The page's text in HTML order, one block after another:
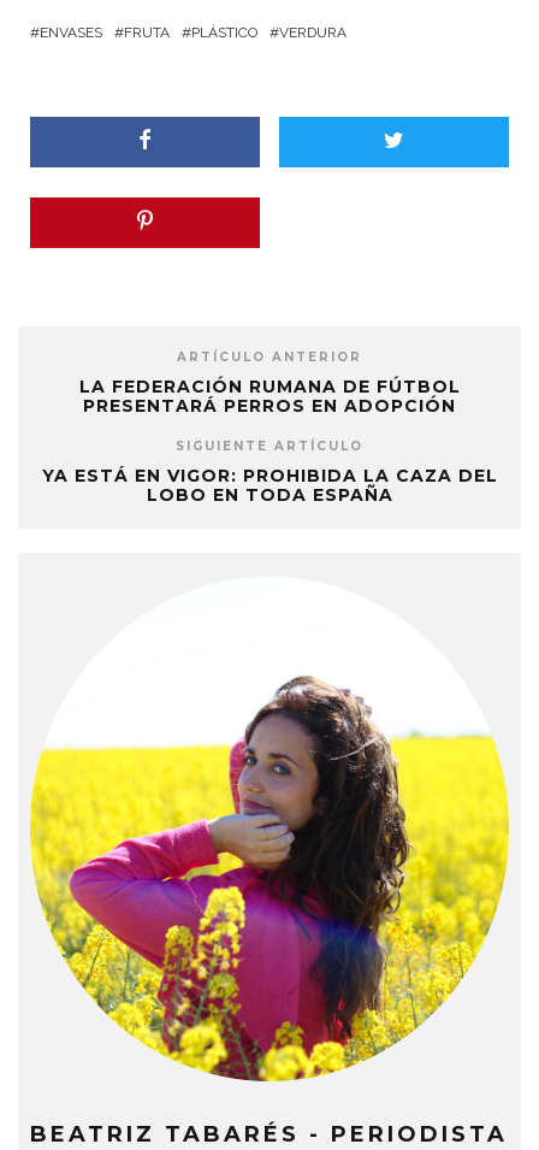
ENVASES FRUTA PLÁSTICO VERDURA
ARTÍCULO ANTERIOR
LA FEDERACIÓN RUMANA DE FÚTBOL
PRESENTARÁ PERROS EN ADOPCIÓN
SIGUIENTE ARTÍCULO
YA ESTÁ EN VIGOR: PROHIBIDA LA CAZA DEL
LOBO EN TODA ESPAÑA
BEATRIZ TABARÉS - PERIODISTA